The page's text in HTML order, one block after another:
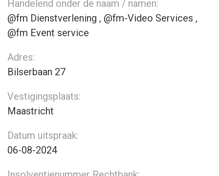
Handelend onder de naam / namen:
@fm Dienstverlening , @fm-Video Services ,
@fm Event service
Adres:
Bilserbaan 27
Vestigingsplaats:
Maastricht
Datum uitspraak:
06-08-2024